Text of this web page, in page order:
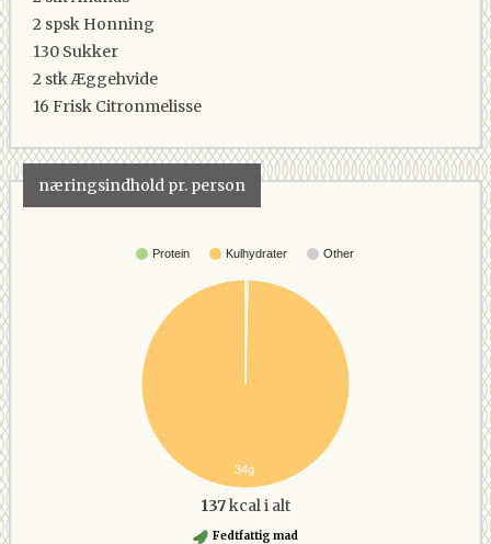
2 spsk Honning
130 Sukker
2 stkÆggehvide
16 Frisk Citronmelisse
næringsindhold pr. person
Protein Kulhydrater Other
34g
137kcal i alt
Fedtfattig mad